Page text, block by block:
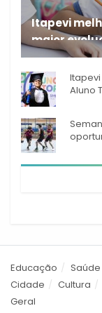
Itapevi
maior
A rede
Aluno
Educação Saúde
Cidade
Cultura
Geral